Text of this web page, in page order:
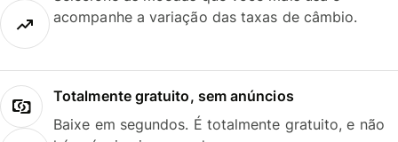
acompanhe a variação das taxas de câmbio.
Totalmente gratuito, sem anúncios
Baixe em segundos. É totalmente gratuito, e não